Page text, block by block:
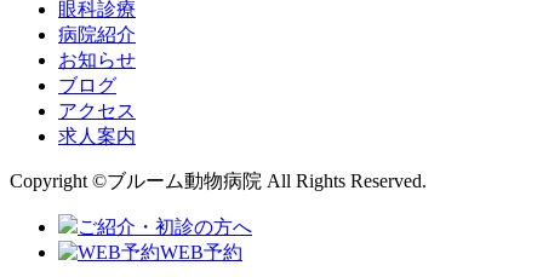
眼科診療
病院紹介
お知らせ
ブログ
アクセス
求人案内
Copyright ©ブルーム動物病院 All Rights Reserved.
ご紹介・初診の方へ
WEB予約